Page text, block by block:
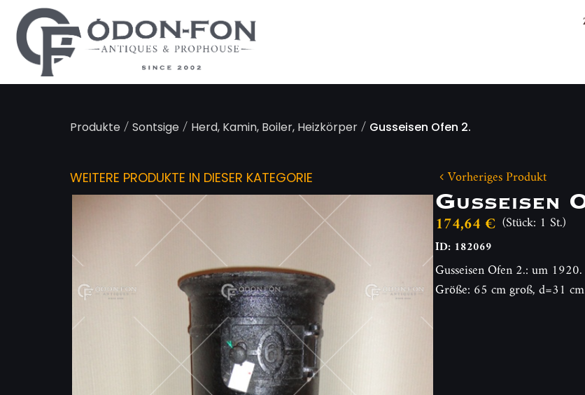
Produkte/Sontsige/ Herd, Kamin, Boiler, Heizkörper/ Gusseisen Ofen 2.
WEITERE PRODUKTE IN DIESER KATEGORIE Vorheriges Produkt
Gusseisen
174,64 € (Stück: 1 St.)
ID: 182069
Gusseisen Ofen 2.: um
Größe: 65 cm groß, d=31 cm
Cookie-Einstellungen